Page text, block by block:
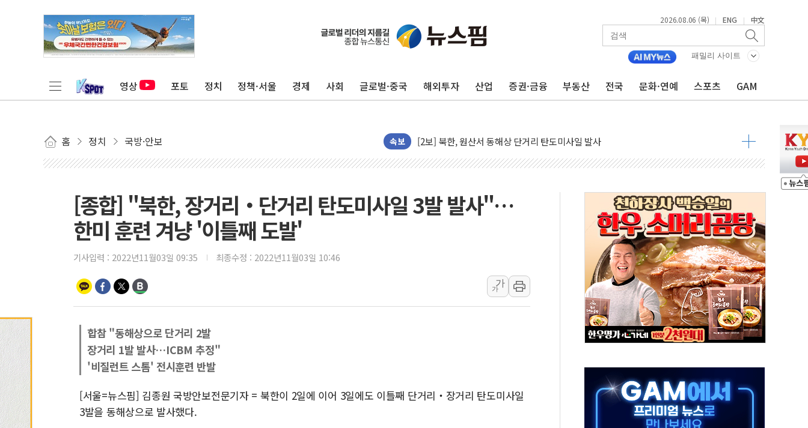
2026.08.06 (목) | ENG | 中文
패밀리 사이트
영상 포토 정치 정책·서울 경제 사회 글로벌·중국 해외투자 산업 증권·금융 부동산 전국 문화·연예 스포츠 GAM
홈 정치 국방·안보 속보
[코인 시황] 비트코인, ETF 자금 유입에도 박스권…美 암호화폐 법안 처리 여부도 변수
[르포] 39도 폭염 속 잠실 개표소 시위 '62일째'..."대부분 여기서 상주"
빚투·레버리지 줄었지만, 반도체 두 종목에 코스피 '휘청'
양주 가전제품 창고서 화재…차량 3대·건물 1동 전소
종로·중구 오피스 78%가 준공 10년 이상…리뉴얼이 경쟁력 가른다
법원, '관저 이전 봐주기 감사' 유병호 구속적부심 기각
우크라, 러 탄도미사일 공격에 속수무책… 패트리엇 미사일 지원, 작년의 3분의 1
"5.18은 북한 지령" 설교한 목사 불구속 송치
[종합] 특검, '양평' 원희룡 2차 조사…'당정대 회의' 한동훈·방기선 수사도 속도
[내일날씨] 절기상 '입추'에 폭염 절정…서울 한낮 39도
제천 바이오밸리 공장 옥상서 불…30여분 만에 진화
개혁신당 "민주, '盧 수사' 악연으로 형사사법 틀 바꿔…국민 불안감 가중"
CJ온스타일, 2분기 영업익 260억원…전년 比 21.2%↑
AI 연산은 포항, 전력 저장은 영광…지역펀드 9·10호 확정
[IPO] 니어스랩 "피지컬 AI 자율비행 기술로 글로벌 방산 시장 공략"
[종합] "북한, 장거리‧단거리 탄도미사일 3발 발사"…
한미 훈련 겨냥 '이틀째 도발'
기사입력 : 2022년11월03일 09:35 최종수정 : 2022년11월03일 10:46
가
가
합참 "동해상으로 단거리 2발
장거리 1발 발사…ICBM 추정"
'비질런트 스톰' 전시훈련 반발
[서울=뉴스핌] 김종원 국방안보전문기자 = 북한이 2일에 이어 3일에도 이틀째 단거리‧장거리 탄도미사일
3발을 동해상으로 발사했다.